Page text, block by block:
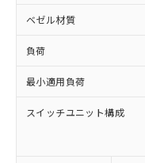
ベゼル材質
負荷
最小適用負荷
スイッチユニット構成